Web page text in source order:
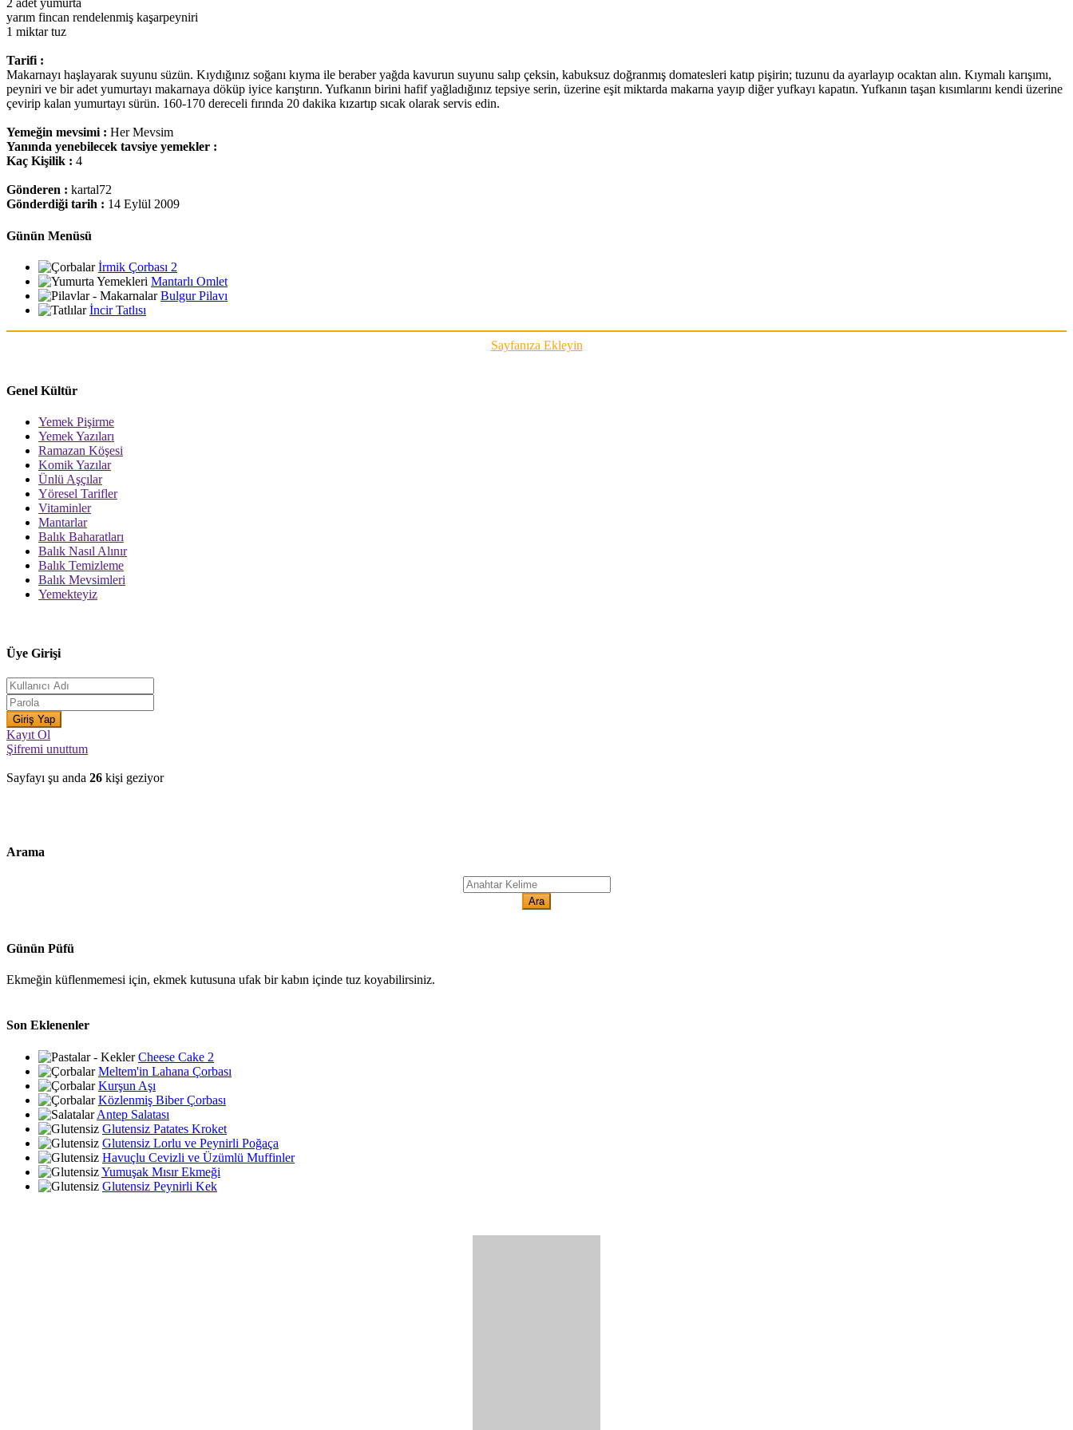
2 adet yumurta
yarım fincan rendelenmiş kaşarpeyniri
1 miktar tuz
Tarifi :
Makarnayı haşlayarak suyunu süzün. Kıydığınız soğanı kıyma ile beraber yağda kavurun suyunu salıp çeksin, kabuksuz doğranmış domatesleri katıp pişirin; tuzunu da ayarlayıp ocaktan alın. Kıymalı karışımı,
peyniri ve bir adet yumurtayı makarnaya döküp iyice karıştırın. Yufkanın birini hafif yağladığınız tepsiye serin, üzerine eşit miktarda makarna yayıp diğer yufkayı kapatın. Yufkanın taşan kısımlarını kendi üzerine
çevirip kalan yumurtayı sürün. 160-170 dereceli fırında 20 dakika kızartıp sıcak olarak servis edin.
Yemeğin mevsimi : Her Mevsim
Yanında yenebilecek tavsiye yemekler :
Kaç Kişilik : 4
Gönderen : kartal72
Gönderdiği tarih : 14 Eylül 2009
Günün Menüsü
İrmik Çorbası 2
Mantarlı Omlet
Bulgur Pilavı
İncir Tatlısı
Sayfanıza Ekleyin
Genel Kültür
Yemek Pişirme
Yemek Yazıları
Ramazan Köşesi
Komik Yazılar
Ünlü Aşçılar
Yöresel Tarifler
Vitaminler
Mantarlar
Balık Baharatları
Balık Nasıl Alınır
Balık Temizleme
Balık Mevsimleri
Yemekteyiz
Üye Girişi
Kayıt Ol
Şifremi unuttum
Sayfayı şu anda 26 kişi geziyor
Arama
Günün Püfü
Ekmeğin küflenmemesi için, ekmek kutusuna ufak bir kabın içinde tuz koyabilirsiniz.
Son Eklenenler
Cheese Cake 2
Meltem'in Lahana Çorbası
Kurşun Aşı
Közlenmiş Biber Çorbası
Antep Salatası
Glutensiz Patates Kroket
Glutensiz Lorlu ve Peynirli Poğaça
Havuçlu Cevizli ve Üzümlü Muffinler
Yumuşak Mısır Ekmeği
Glutensiz Peynirli Kek